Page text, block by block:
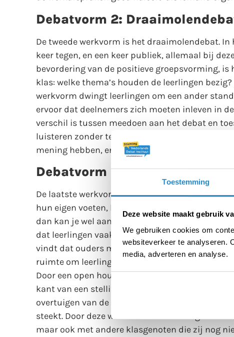
Toestemming
Deze website maakt gebruik
We gebruiken cookies om
websiteverkeer te analyseren.
media, adverteren en analyse.
Debatvorm 2:
De tweede werkvorm is het draaimolendebat.
keer tegen, en een keer publiek, allemaal bij
bevordering van de positieve groepsvorming,
klas: welke thema’s houden de leerlingen
werkvorm dwingt leerlingen om een ander
ervoor dat deelnemers zich moeten inleven in
verschil is tussen meedoen aan het debat en
luisteren zonder te oordelen. Hierdoor zullen
mening hebben, en dat dat oké is. Dit zorgt
Debatvorm 3: Het debat op
De laatste werkvorm is het debat op voeten.
hun eigen voeten, laten de leerlingen zien wat
dan kan je wel aangeven wat je mening is,
dat leerlingen vaak zien dat zij niet alleen zijn
vindt dat ouders moeten kunnen meekijken
ruimte om leerlingen naar elkaar te laten
Door een open houding en doorvragen, zorg je
kant van een stelling. Het doel hiervan is nooit
overtuigen van de ‘norm’, maar wel, met zijn
steekt. Door deze werkvorm zien leerlingen dat
maar ook met andere klasgenoten die zij nog